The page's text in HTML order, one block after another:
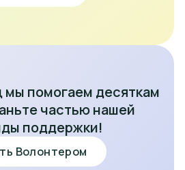
помогаем десяткам
частью нашей
поддержки!
Волонтером